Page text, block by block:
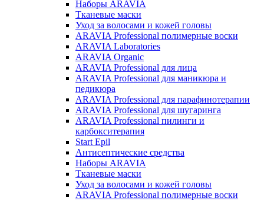
Наборы ARAVIA
Тканевые маски
Уход за волосами и кожей головы
ARAVIA Professional полимерные воски
ARAVIA Laboratories
ARAVIA Organic
ARAVIA Professional для лица
ARAVIA Professional для маникюра и
педикюра
ARAVIA Professional для парафинотерапии
ARAVIA Professional для шугаринга
ARAVIA Professional пилинги и
карбокситерапия
Start Epil
Антисептические средства
Наборы ARAVIA
Тканевые маски
Уход за волосами и кожей головы
ARAVIA Professional полимерные воски